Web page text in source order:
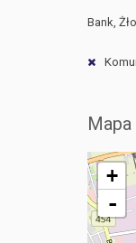
Bank,
Mapa
+
-